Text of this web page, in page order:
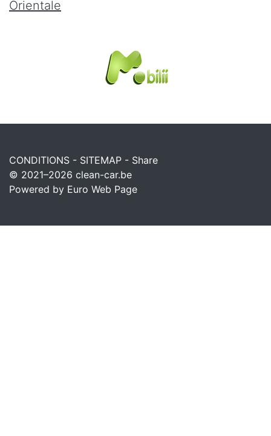
Orientale
CONDITIONS - SITEMAP - Share
© 2021–2026 clean-car.be
Powered by Euro Web Page